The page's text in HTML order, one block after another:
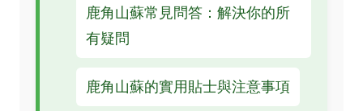
鹿角山蘇常見問答：解決你的所
有疑問
鹿角山蘇的實用貼士與注意事項